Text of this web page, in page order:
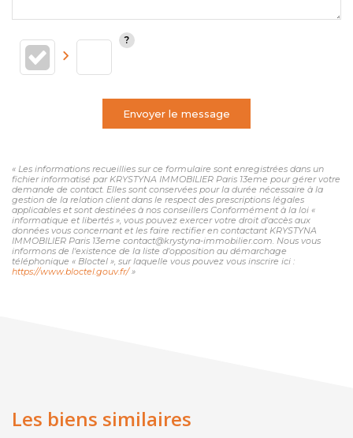
Envoyer le message
« Les informations recueillies sur ce formulaire sont enregistrées dans un
fichier informatisé par KRYSTYNA IMMOBILIER Paris 13eme pour gérer votre
demande de contact. Elles sont conservées pour la durée nécessaire à la
gestion de la relation client dans le respect des prescriptions légales
applicables et sont destinées à nos conseillers Conformément à la loi «
informatique et libertés », vous pouvez exercer votre droit d'accès aux
données vous concernant et les faire rectifier en contactant KRYSTYNA
IMMOBILIER Paris 13eme contact@krystyna-immobilier.com. Nous vous
informons de l'existence de la liste d'opposition au démarchage
téléphonique « Bloctel », sur laquelle vous pouvez vous inscrire ici :
https://www.bloctel.gouv.fr/»
Les biens similaires